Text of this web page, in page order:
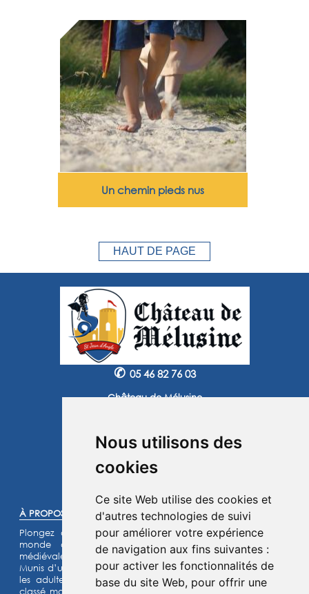
Nous utilisons des
cookies
Ce site Web utilise des cookies et
d'autres technologies de suivi
pour améliorer votre expérience
de navigation aux fins suivantes :
pour activer les fonctionnalités de
base du site Web, pour offrir une
Un chemin pieds nus
HAUT DE PAGE
✆ 05 46 82 76 03
Château de Mélusine
Instagram Facebook
À PROPOS :
Plongez dans l'histoire et laissez-vous transporter dans un
monde de chevaliers, de princesses et de légendes
médiévales.
Munis d’un jeu d’énigmes pour les enfants et d’un quiz pour
les adultes, lancez- vous à l’assaut de notre château fort
classé monument historique et de son parc de 15 hectares.